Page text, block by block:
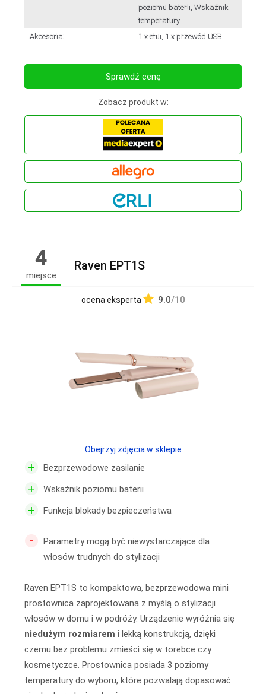
poziomu baterii, Wskaźnik
temperatury
Akcesoria:
1 x etui, 1 x przewód USB
Sprawdź cenę
Zobacz produkt w:
4
miejsce
Raven EPT1S
ocena eksperta 9.0/10
+ Bezprzewodowe zasilanie
+ Wskaźnik poziomu baterii
+ Funkcja blokady bezpieczeństwa
-
Parametry mogą być niewystarczające dla
włosów trudnych do stylizacji
Raven EPT1S to kompaktowa, bezprzewodowa mini
prostownica zaprojektowana z myślą o stylizacji
włosów w domu i w podróży. Urządzenie wyróżnia się
niedużym rozmiarem i lekką konstrukcją, dzięki
czemu bez problemu zmieści się w torebce czy
kosmetyczce. Prostownica posiada 3 poziomy
temperatury do wyboru, które pozwalają dopasować
Obejrzyj zdjęcia w sklepie